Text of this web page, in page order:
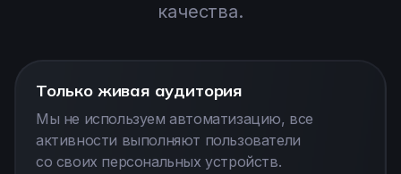
качества.
Только живая аудитория
Мы не используем автоматизацию, все
активности выполняют пользователи
со своих персональных устройств.